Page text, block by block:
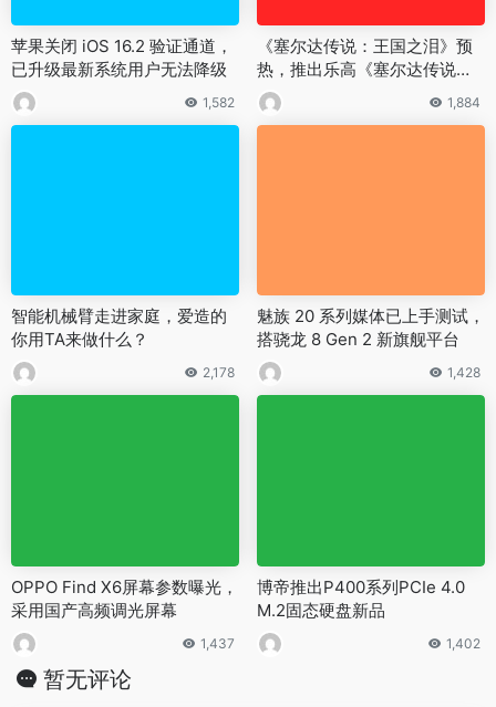
苹果关闭 iOS 16.2 验证通道，
已升级最新系统用户无法降级
1,582
《塞尔达传说：王国之泪》预
热，推出乐高《塞尔达传说》
主题套装？
1,884
智能机械臂走进家庭，爱造的
你用TA来做什么？
2,178
魅族 20 系列媒体已上手测试，
搭骁龙 8 Gen 2 新旗舰平台
1,428
OPPO Find X6屏幕参数曝光，
采用国产高频调光屏幕
1,437
博帝推出P400系列PCIe 4.0
M.2固态硬盘新品
1,402
暂无评论